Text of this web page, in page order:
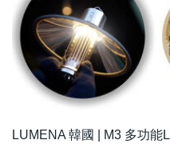
LUMENA 韓國 | M3 多功能